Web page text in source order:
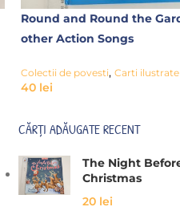
Round and Round the
other Action Songs
Colectii de povesti, Carti ilustrate
40 lei
CĂRȚI ADĂUGATE RECENT
The Night
Christmas
20 lei